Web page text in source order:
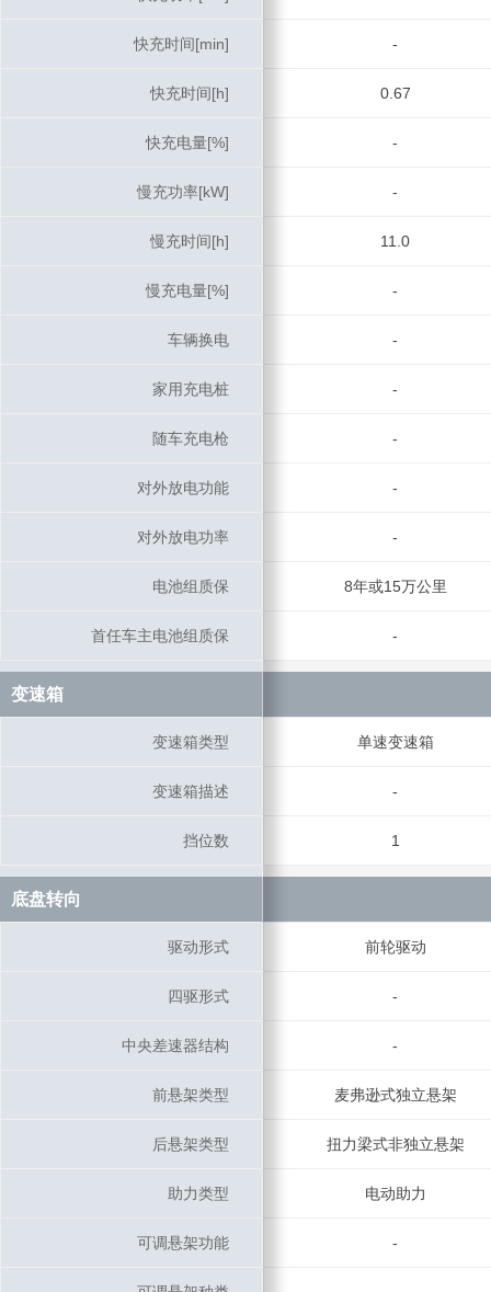
快充时间[min] -
快充时间[h] 0.67
快充电量[%] -
慢充功率[kW] -
慢充时间[h] 11.0
慢充电量[%] -
车辆换电 -
家用充电桩 -
随车充电枪 -
对外放电功能 -
对外放电功率 -
电池组质保 8年或15万公里
首任车主电池组质保 -
变速箱
变速箱类型 单速变速箱
变速箱描述 -
挡位数 1
底盘转向
驱动形式 前轮驱动
四驱形式 -
中央差速器结构 -
前悬架类型 麦弗逊式独立悬架
后悬架类型 扭力梁式非独立悬架
助力类型 电动助力
可调悬架功能 -
快充时间[min]
快充时间[h]
快充电量[%]
慢充功率[kW]
慢充时间[h]
慢充电量[%]
车辆换电
家用充电桩
随车充电枪
对外放电功能
对外放电功率
电池组质保
首任车主电池组质保
变速箱
变速箱类型
变速箱描述
挡位数
底盘转向
驱动形式
四驱形式
中央差速器结构
前悬架类型
后悬架类型
助力类型
可调悬架功能